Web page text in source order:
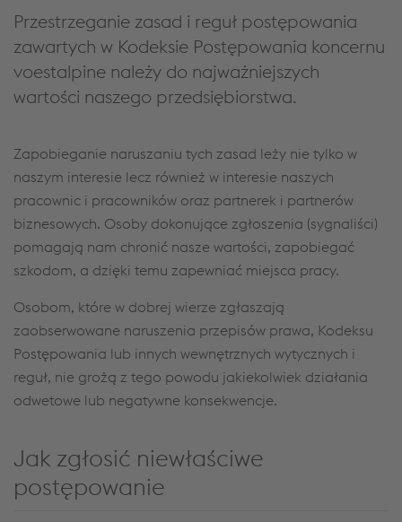
Przestrzeganie zasad i reguł postępowania
zawartych w Kodeksie Postępowania koncernu
voestalpine należy do najważniejszych
wartości naszego przedsiębiorstwa.
Zapobieganie naruszaniu tych zasad leży nie tylko w
naszym interesie lecz również w interesie naszych
pracownic i pracowników oraz partnerek i partnerów
biznesowych. Osoby dokonujące zgłoszenia (sygnaliści)
pomagają nam chronić nasze wartości, zapobiegać
szkodom, a dzięki temu zapewniać miejsca pracy.
Osobom, które w dobrej wierze zgłaszają
zaobserwowane naruszenia przepisów prawa, Kodeksu
Postępowania lub innych wewnętrznych wytycznych i
reguł, nie grożą z tego powodu jakiekolwiek działania
odwetowe lub negatywne konsekwencje.
Jak zgłosić niewłaściwe
postępowanie